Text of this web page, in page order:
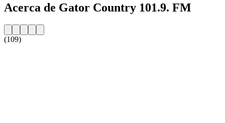
Acerca de Gator Country 101.9. FM
(109)